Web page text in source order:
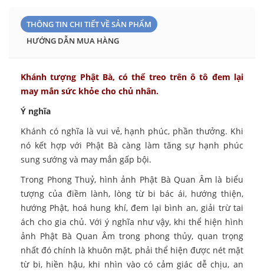
THÔNG TIN CHI TIẾT VỀ SẢN PHẨM
HƯỚNG DẪN MUA HÀNG
Khánh tượng Phật Bà, có thể treo trên ô tô đem lại
may mắn sức khỏe cho chủ nhân.
Ý nghĩa
Khánh có nghĩa là vui vẻ, hạnh phúc, phần thưởng. Khi
nó kết hợp với Phật Bà càng làm tăng sự hạnh phúc
sung sướng và may mắn gấp bội.
Trong Phong Thuỷ, hình ảnh Phật Bà Quan Âm là biểu
tượng của điềm lành, lòng từ bi bác ái, hướng thiện,
hướng Phật, hoá hung khí, đem lại bình an, giải trừ tai
ách cho gia chủ. Với ý nghĩa như vậy, khi thể hiện hình
ảnh Phật Bà Quan Âm trong phong thủy, quan trọng
nhất đó chính là khuôn mặt, phải thể hiện được nét mặt
từ bi, hiền hậu, khi nhìn vào có cảm giác dễ chịu, an